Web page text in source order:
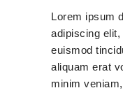
Lorem ipsum
adipiscing
euismod
aliquam erat
minim